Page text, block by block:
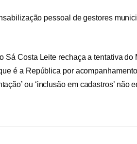
pessoal de gestores
Sá Costa Leite rechaça a tentativa
é a República por
ou ‘inclusão em cadastros’